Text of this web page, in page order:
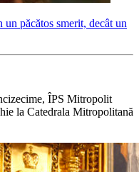
păcătos smerit, decât un
ÎPS Mitropolit
la Catedrala Mitropolitană